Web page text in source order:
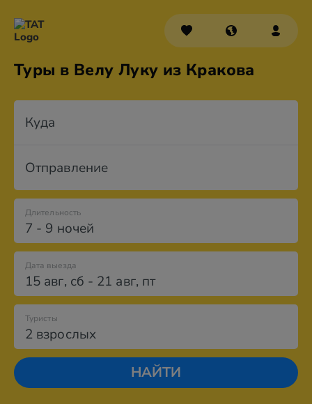
Туры в Велу Луку из Кракова
Куда
Отправление
7 - 9 ночей
Длительность
Дата выезда
15 авг, сб - 21 авг, пт
2 взрослых
Туристы
НАЙТИ